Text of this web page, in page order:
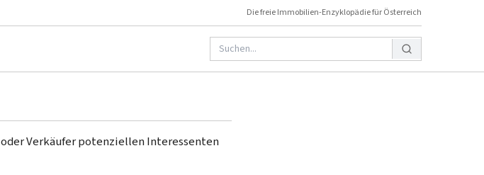
Die freie Immobilien-Enzyklopädie für Österreich
oder Verkäufer potenziellen Interessenten